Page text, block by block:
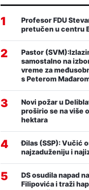
1
Profesor FDU
pretučen u centru
2
Pastor
samostalno na
vreme za
s Peterom
3
Novi požar u
proširio se na više
hektara
4
Đilas (SSP): Vučić
najzaduženiju i
5
DS osudila napad
Filipovića i traži